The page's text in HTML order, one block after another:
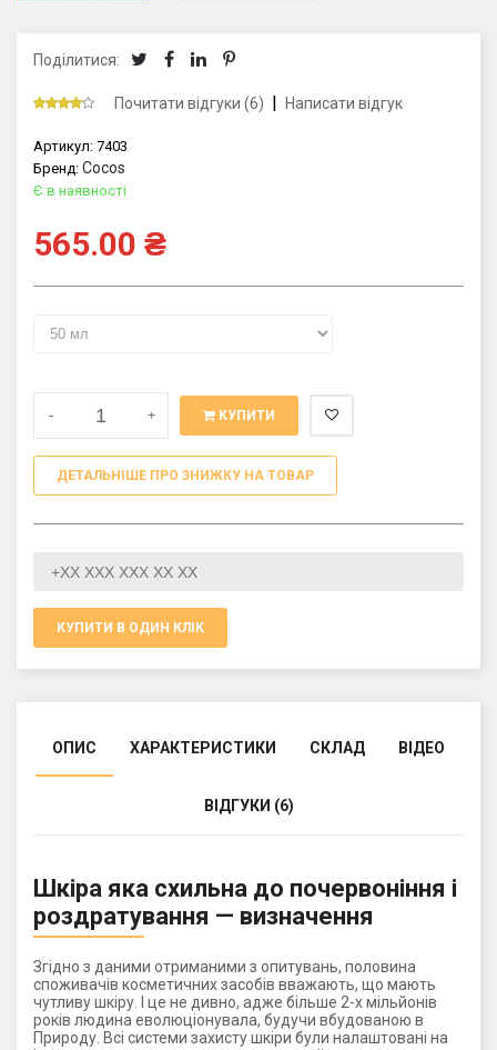
Поділитися:
Почитати відгуки (6) Написати відгук
Артикул: 7403
Бренд: Cocos
Є в наявності
565.00 ₴
- + КУПИТИ
ДЕТАЛЬНІШЕ ПРО ЗНИЖКУ НА ТОВАР
КУПИТИ В ОДИН КЛІК
ОПИС ХАРАКТЕРИСТИКИ СКЛАД ВІДЕО
ВІДГУКИ (6)
Шкіра яка схильна до почервоніння і
роздратування — визначення
Згідно з даними отриманими з опитувань, половина
споживачів косметичних засобів вважають, що мають
чутливу шкіру. І це не дивно, адже більше 2-х мільйонів
років людина еволюціонувала, будучи вбудованою в
Природу. Всі системи захисту шкіри були налаштовані на